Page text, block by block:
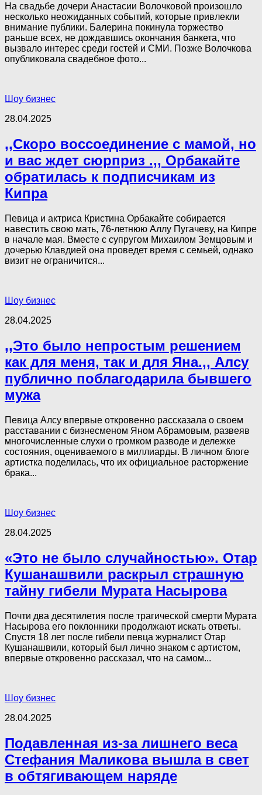
На свадьбе дочери Анастасии Волочковой произошло
несколько неожиданных событий, которые привлекли
внимание публики. Балерина покинула торжество
раньше всех, не дождавшись окончания банкета, что
вызвало интерес среди гостей и СМИ. Позже Волочкова
опубликовала свадебное фото...
Шоу бизнес
28.04.2025
,,Скоро воссоединение с мамой, но
и вас ждет сюрприз .,, Орбакайте
обратилась к подписчикам из
Кипра
Певица и актриса Кристина Орбакайте собирается
навестить свою мать, 76-летнюю Аллу Пугачеву, на Кипре
в начале мая. Вместе с супругом Михаилом Земцовым и
дочерью Клавдией она проведет время с семьей, однако
визит не ограничится...
Шоу бизнес
28.04.2025
,,Это было непростым решением
как для меня, так и для Яна.,, Алсу
публично поблагодарила бывшего
мужа
Певица Алсу впервые откровенно рассказала о своем
расставании с бизнесменом Яном Абрамовым, развеяв
многочисленные слухи о громком разводе и дележке
состояния, оцениваемого в миллиарды. В личном блоге
артистка поделилась, что их официальное расторжение
брака...
Шоу бизнес
28.04.2025
«Это не было случайностью». Отар
Кушанашвили paскрыл стpaшную
тайну гибели Мурата Насырова
Почти два десятилетия после трагической смерти Мурата
Насырова его поклонники продолжают искать ответы.
Спустя 18 лет после гибели певца журналист Отар
Кушанашвили, который был лично знаком с артистом,
впервые откровенно рассказал, что на самом...
Шоу бизнес
28.04.2025
Подавленная из-за лишнего веса
Стефания Маликова вышла в свет
в обтягивающем наряде